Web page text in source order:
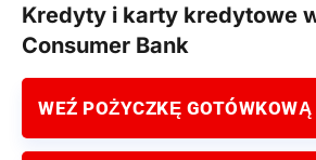
Kredyty i karty kredytowe
Consumer Bank
WEŹ POŻYCZKĘ